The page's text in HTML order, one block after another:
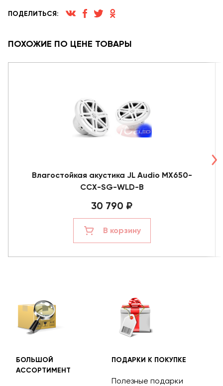
ПОДЕЛИТЬСЯ:
ПОХОЖИЕ ПО ЦЕНЕ ТОВАРЫ
Влагостойкая акустика JL Audio MX650-
CCX-SG-WLD-B
30 790 ₽
В корзину
БОЛЬШОЙ
АССОРТИМЕНТ
ПОДАРКИ К ПОКУПКЕ
Полезные подарки